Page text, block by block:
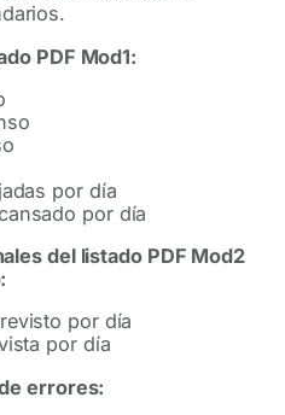
PDF Mod1:
por día
por día
del listado PDF Mod2
por día
por día
errores: